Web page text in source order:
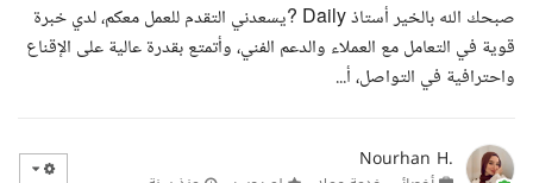
صبحك الله بالخير أستاذ Daily ?يسعدني التقدم للعمل معكم، لدي خبرة
قوية في التعامل مع العملاء والدعم الفني، وأتمتع بقدرة عالية على الإقناع
واحترافية في التواصل، أ...
Nourhan H.